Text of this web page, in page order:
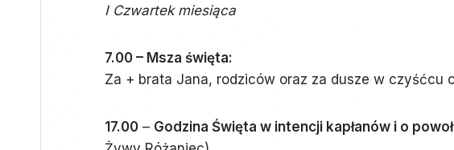
I Czwartek miesiąca
7.00 – Msza święta:
Za + brata Jana, rodziców oraz za dusze w czyśćcu
17.00 – Godzina Święta w intencji kapłanów i o